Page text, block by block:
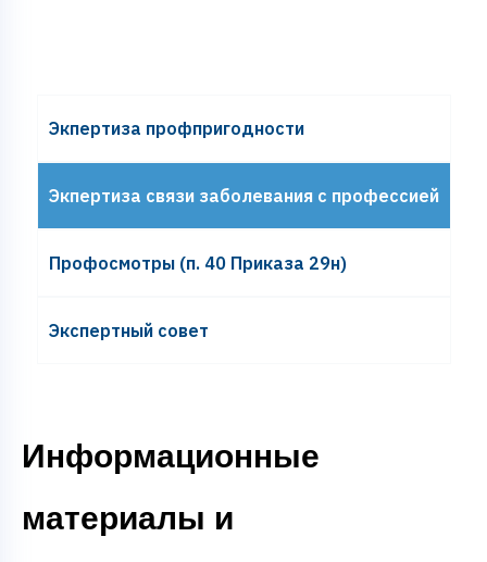
Экпертиза профпригодности
Экпертиза связи заболевания с профессией
Профосмотры (п. 40 Приказа 29н)
Экспертный совет
Информационные
материалы и